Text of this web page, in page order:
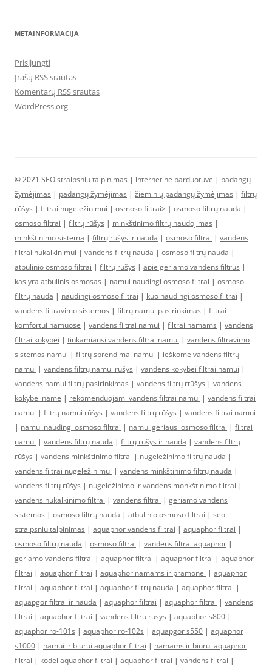
METAINFORMACIJA
Prisijungti
Įrašų RSS srautas
Komentarų RSS srautas
WordPress.org
© 2021 SEO straipsniu talpinimas | internetine parduotuve | padangų
žymėjimas | padangų žymėjimas | žieminių padangų žymėjimas | filtrų
rūšys | filtrai nugeležinimui | osmoso filtrai> | osmoso filtrų nauda |
osmoso filtrai | filtrų rūšys | minkštinimo filtrų naudojimas |
minkštinimo sistema | filtrų rūšys ir nauda | osmoso filtrai | vandens
filtrai nukalkinimui | vandens filtrų nauda | osmoso filtrų nauda |
atbulinio osmoso filtrai | filtrų rūšys | apie geriamo vandens filtrus |
kas yra atbulinis osmosas | namui naudingi osmoso filtrai | osmoso
filtrų nauda | naudingi osmoso filtrai | kuo naudingi osmoso filtrai |
vandens filtravimo sistemos | filtrų namui pasirinkimas | filtrai
komfortui namuose | vandens filtrai namui | filtrai namams | vandens
filtrai kokybei | tinkamiausi vandens filtrai namui | vandens filtravimo
sistemos namui | filtrų sprendimai namui | ieškome vandens filtrų
namui | vandens filtrų namui rūšys | vandens kokybei filtrai namui |
vandens namui filtrų pasirinkimas | vandens filtrų rtūšys | vandens
kokybei name | rekomenduojami vandens filtrai namui | vandens filtrai
namui | filtrų namui rūšys | vandens filtrų rūšys | vandens filtrai namui
| namui naudingi osmoso filtrai | namui geriausi osmoso filtrai | filtrai
namui | vandens filtrų nauda | filtrų rūšys ir nauda | vandens filtrų
rūšys | vandens minkštinimo filtrai | nugeležinimo filtrų nauda |
vandens filtrai nugeležinimui | vandens minkštinimo filtrų nauda |
vandens filtrų rūšys | nugeležinimo ir vandens monkštinimo filtrai |
vandens nukalkinimo filtrai | vandens filtrai | geriamo vandens
sistemos | osmoso filtrų nauda | atbulinio osmoso filtrai | seo
straipsniu talpinimas | aquaphor vandens filtrai | aquaphor filtrai |
osmoso filtrų nauda | osmoso filtrai | vandens filtrai aquaphor |
geriamo vandens filtrai | aquaphor filtrai | aquaphor filtrai | aquaphor
filtrai | aquaphor filtrai | aquaphor namams ir pramonei | aquaphor
filtrai | aquaphor filtrai | aquaphor filtrų nauda | aquaphor filtrai |
aquapgor filtrai ir nauda | aquaphor filtrai | aquaphor filtrai | vandens
filtrai | aquaphor filtrai | vandens filtru rusys | aquaphor s800 |
aquaphor ro-101s | aquaphor ro-102s | aquapgor s550 | aquaphor
s1000 | namui ir biurui aquaphor filtrai | namams ir biurui aquaphor
filtrai | kodel aquaphor filtrai | aquaphor filtrai | vandens filtrai |